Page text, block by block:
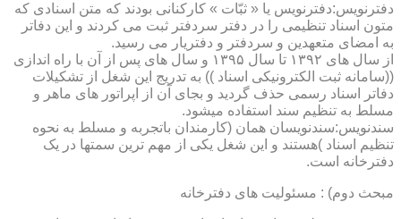
دفترنویس:دفترنویس یا « ثبّات » کارکنانی بودند که متن اسنادی که
متون اسناد تنظیمی را در دفتر سردفتر ثبت می کردند و این دفاتر
به امضای متعهدین و سردفتر و دفتریار می رسید.
از سال های ۱۳۹۲ تا سال ۱۳۹۵ و سال های پس از آن با راه اندازی
((سامانه ثبت الکترونیکی اسناد )) به تدریج این شغل از تشکیلات
دفاتر اسناد رسمی حذف گردید و بجای آن از اپراتور های ماهر و
مسلط به تنظیم سند استفاده میشود.
سندنویس:سندنویسان همان (کارمندان باتجربه و مسلط به نحوه
تنظیم اسناد )هستند و این شغل یکی از مهم ترین سمتها در یک
دفترخانه است.
مبحث دوم) : مسئولیت های دفترخانه